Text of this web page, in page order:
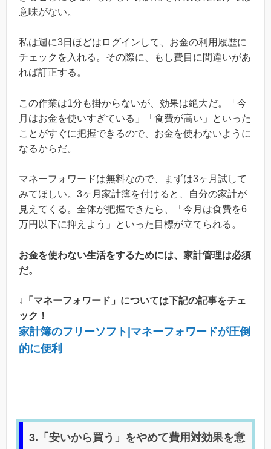
意味がない。
私は週に3日ほどはログインして、お金の利用履歴に
チェックを入れる。その際に、もし費目に間違いがあ
れば訂正する。
この作業は1分も掛からないが、効果は絶大だ。「今
月はお金を使いすぎている」「食費が高い」といった
ことがすぐに把握できるので、お金を使わないように
なるからだ。
マネーフォワードは無料なので、まずは3ヶ月試して
みてほしい。3ヶ月家計簿を付けると、自分の家計が
見えてくる。全体が把握できたら、「今月は食費を6
万円以下に抑えよう」といった目標が立てられる。
お金を使わない生活をするためには、家計管理は必須
だ。
↓「マネーフォワード」については下記の記事をチェ
ック！
家計簿のフリーソフト|マネーフォワードが圧倒
的に便利
3.「安いから買う」をやめて費用対効果を意